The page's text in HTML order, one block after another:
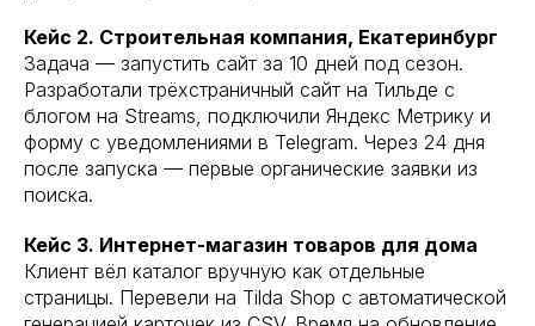
Кейс 2. Строительная компания, Екатеринбург
Задача — запустить сайт за 10 дней под сезон.
Разработали трёхстраничный сайт на Тильде с
блогом на Streams, подключили Яндекс Метрику и
форму с уведомлениями в Telegram. Через 24 дня
после запуска — первые органические заявки из
поиска.
Кейс 3. Интернет-магазин товаров для дома
Клиент вёл каталог вручную как отдельные
страницы. Перевели на Tilda Shop с автоматической